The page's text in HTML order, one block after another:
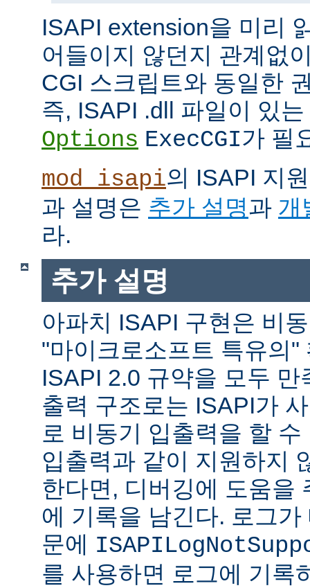
ISAPI extension을 미리
어들이지 않던지 관계없
CGI 스크립트와 동일한
즉, ISAPI .dll 파일이 있
Options ExecCGI가 필
mod_isapi의 ISAPI 지
과 설명은 추가 설명과 개
라.
추가 설명
아파치 ISAPI 구현은 비
"마이크로소프트 특유의"
ISAPI 2.0 규약을 모두
출력 구조로는 ISAPI가
로 비동기 입출력을 할
입출력과 같이 지원하지
한다면, 디버깅에 도움을
에 기록을 남긴다. 로그
문에
를 사용하면 로그에 기록